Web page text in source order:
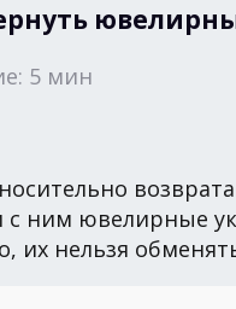
5 мин
с ним ювелирные
их нельзя